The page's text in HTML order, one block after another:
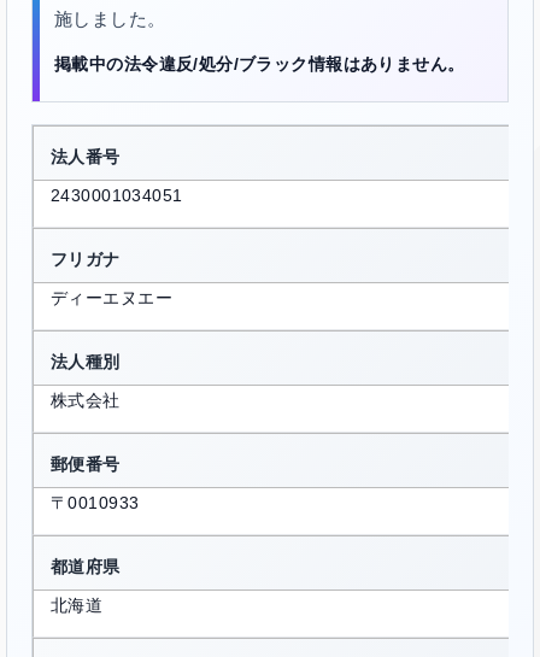
施しました。
掲載中の法令違反/処分/ブラック情報はありません。
法人番号
2430001034051
フリガナ
ディーエヌエー
法人種別
株式会社
郵便番号
〒0010933
都道府県
北海道